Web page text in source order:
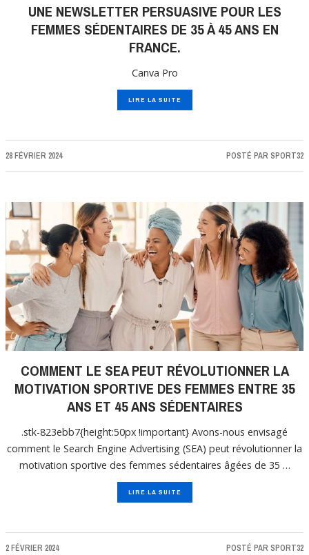
UNE NEWSLETTER PERSUASIVE POUR LES
FEMMES SÉDENTAIRES DE 35 À 45 ANS EN
FRANCE.
Canva Pro
LIRE LA SUITE
28 FÉVRIER 2024 POSTÉ PAR SPORT32
COMMENT LE SEA PEUT RÉVOLUTIONNER LA
MOTIVATION SPORTIVE DES FEMMES ENTRE 35
ANS ET 45 ANS SÉDENTAIRES
.stk-823ebb7{height:50px !important} Avons-nous envisagé
comment le Search Engine Advertising (SEA) peut révolutionner la
motivation sportive des femmes sédentaires âgées de 35 …
LIRE LA SUITE
2 FÉVRIER 2024 POSTÉ PAR SPORT32